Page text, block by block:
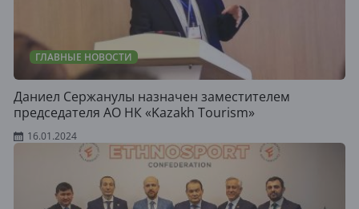
ГЛАВНЫЕ НОВОСТИ
Даниел Сержанулы назначен заместителем
председателя АО НК «Kazakh Tourism»
16.01.2024